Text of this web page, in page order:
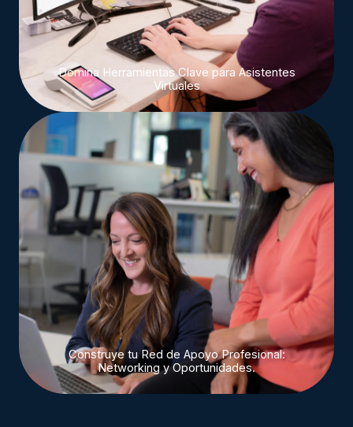
Domina Herramientas Clave para Asistentes
Virtuales
Construye tu Red de Apoyo Profesional:
Networking y Oportunidades.